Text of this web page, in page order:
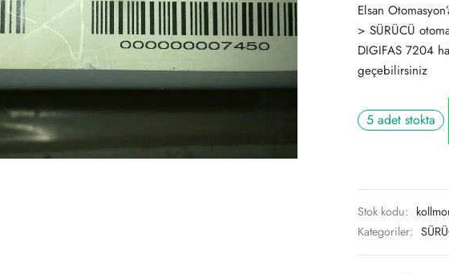
Elsan
> SÜRÜCÜ
DIGIFAS 7204
geçebilirsiniz
5 adet stokta
Stok kodu:
Kategoriler: